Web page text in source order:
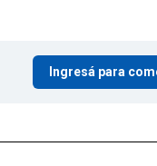
Ingresá para